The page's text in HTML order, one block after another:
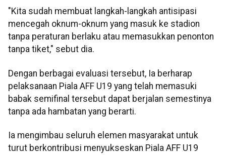
"Kita sudah membuat langkah-langkah antisipasi
mencegah oknum-oknum yang masuk ke stadion
tanpa peraturan berlaku atau memasukkan penonton
tanpa tiket," sebut dia.
Dengan berbagai evaluasi tersebut, Ia berharap
pelaksanaan Piala AFF U19 yang telah memasuki
babak semifinal tersebut dapat berjalan semestinya
tanpa ada hambatan yang berarti.
Ia mengimbau seluruh elemen masyarakat untuk
turut berkontribusi menyukseskan Piala AFF U19